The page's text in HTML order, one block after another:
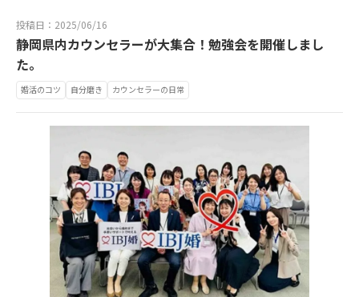
投稿日：2025/06/16
静岡県内カウンセラーが大集合！勉強会を開催しまし
た。
婚活のコツ 自分磨き カウンセラーの日常